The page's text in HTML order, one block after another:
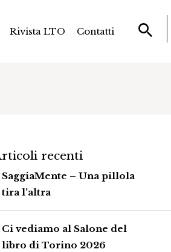
Rivista LTO Contatti
recenti
SaggiaMente – Una pillola
tira l’altra
Ci vediamo al Salone del
libro di Torino 2026